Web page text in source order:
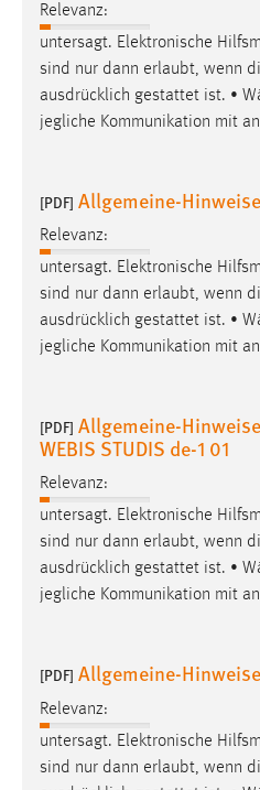
Relevanz:
untersagt. Elektronische
sind nur dann erlaubt, wenn
ausdrücklich gestattet ist. •
jegliche Kommunikation mit
[PDF] Allgemeine-
Relevanz:
untersagt. Elektronische
sind nur dann erlaubt, wenn
ausdrücklich gestattet ist. •
jegliche Kommunikation mit
[PDF] Allgemeine-
WEBIS STUDIS de-1 01
Relevanz:
untersagt. Elektronische
sind nur dann erlaubt, wenn
ausdrücklich gestattet ist. •
jegliche Kommunikation mit
[PDF] Allgemeine-
Relevanz:
untersagt. Elektronische
sind nur dann erlaubt, wenn
Wird benötigt um die
Cookie Laufzeit:
MibewSessionID, mibew-
Name:
fe_user, be_user,
Dieser Cookie ist notwendig
Cookie Laufzeit:
24 Stunden
STATISTIK
Statistik Cookies erfassen
Diese Informationen helfen
Matomo
Name:
_pk_ref, _pk_cvar, _pk_id,
Zweck: